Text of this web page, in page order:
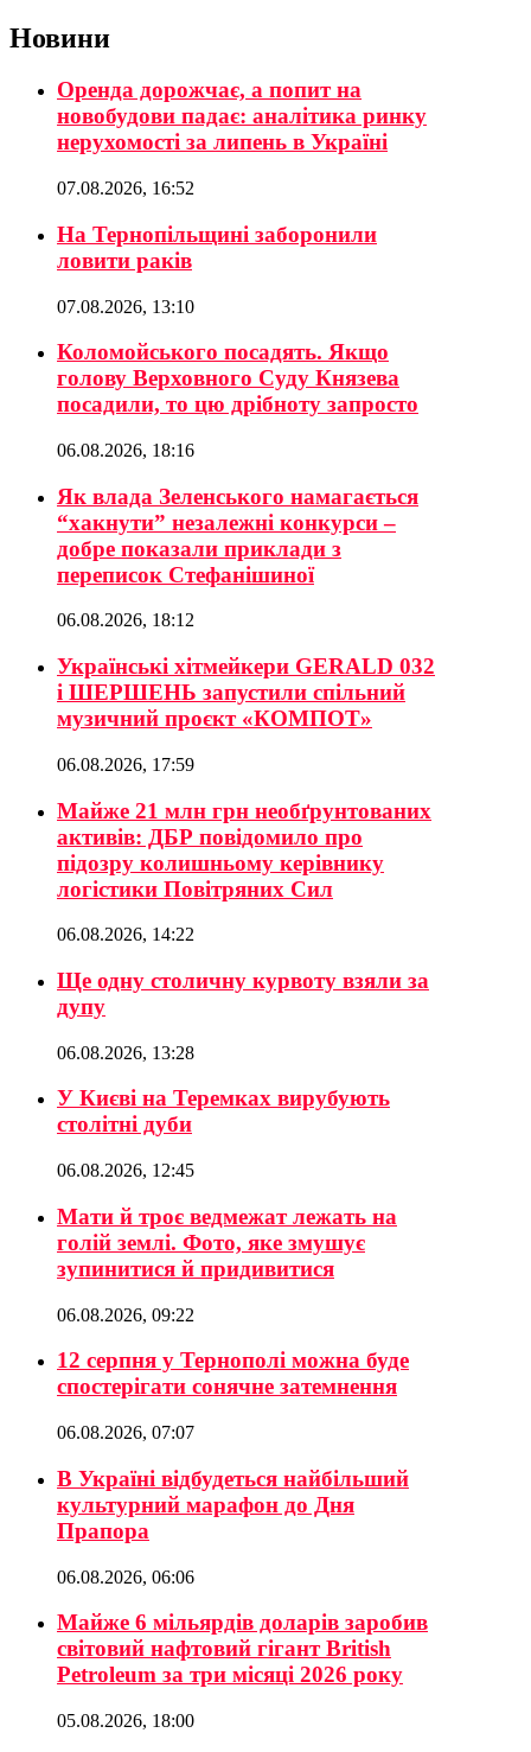
Новини
Оренда дорожчає, а попит на
новобудови падає: аналітика ринку
нерухомості за липень в Україні
07.08.2026, 16:52
На Тернопільщині заборонили
ловити раків
07.08.2026, 13:10
Коломойського посадять. Якщо
голову Верховного Суду Князева
посадили, то цю дрібноту запросто
06.08.2026, 18:16
Як влада Зеленського намагається
“хакнути” незалежні конкурси –
добре показали приклади з
переписок Стефанішиної
06.08.2026, 18:12
Українські хітмейкери GERALD 032
і ШЕРШЕНЬ запустили спільний
музичний проєкт «КОМПОТ»
06.08.2026, 17:59
Майже 21 млн грн необґрунтованих
активів: ДБР повідомило про
підозру колишньому керівнику
логістики Повітряних Сил
06.08.2026, 14:22
Ще одну столичну курвоту взяли за
дупу
06.08.2026, 13:28
У Києві на Теремках вирубують
столітні дуби
06.08.2026, 12:45
Мати й троє ведмежат лежать на
голій землі. Фото, яке змушує
зупинитися й придивитися
06.08.2026, 09:22
12 серпня у Тернополі можна буде
спостерігати сонячне затемнення
06.08.2026, 07:07
В Україні відбудеться найбільший
культурний марафон до Дня
Прапора
06.08.2026, 06:06
Майже 6 мільярдів доларів заробив
світовий нафтовий гігант British
Petroleum за три місяці 2026 року
05.08.2026, 18:00